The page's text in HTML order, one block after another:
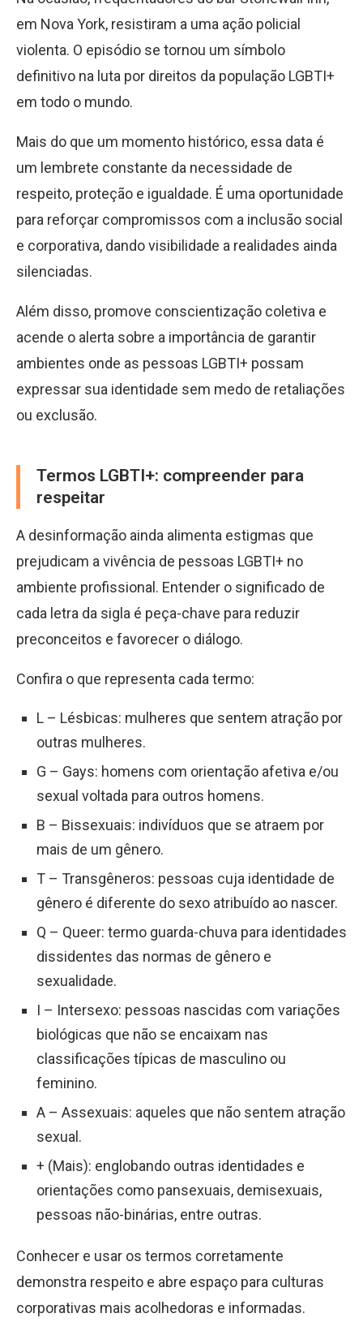
em Nova York, resistiram a uma ação policial
violenta. O episódio se tornou um símbolo
definitivo na luta por direitos da população LGBTI+
em todo o mundo.
Mais do que um momento histórico, essa data é
um lembrete constante da necessidade de
respeito, proteção e igualdade. É uma oportunidade
para reforçar compromissos com a inclusão social
e corporativa, dando visibilidade a realidades ainda
silenciadas.
Além disso, promove conscientização coletiva e
acende o alerta sobre a importância de garantir
ambientes onde as pessoas LGBTI+ possam
expressar sua identidade sem medo de retaliações
ou exclusão.
Termos LGBTI+: compreender para
respeitar
A desinformação ainda alimenta estigmas que
prejudicam a vivência de pessoas LGBTI+ no
ambiente profissional. Entender o significado de
cada letra da sigla é peça-chave para reduzir
preconceitos e favorecer o diálogo.
Confira o que representa cada termo:
L – Lésbicas: mulheres que sentem atração por
outras mulheres.
G – Gays: homens com orientação afetiva e/ou
sexual voltada para outros homens.
B – Bissexuais: indivíduos que se atraem por
mais de um gênero.
T – Transgêneros: pessoas cuja identidade de
gênero é diferente do sexo atribuído ao nascer.
Q – Queer: termo guarda-chuva para identidades
dissidentes das normas de gênero e
sexualidade.
I – Intersexo: pessoas nascidas com variações
biológicas que não se encaixam nas
classificações típicas de masculino ou
feminino.
A – Assexuais: aqueles que não sentem atração
sexual.
+ (Mais): englobando outras identidades e
orientações como pansexuais, demisexuais,
pessoas não-binárias, entre outras.
Conhecer e usar os termos corretamente
demonstra respeito e abre espaço para culturas
corporativas mais acolhedoras e informadas.